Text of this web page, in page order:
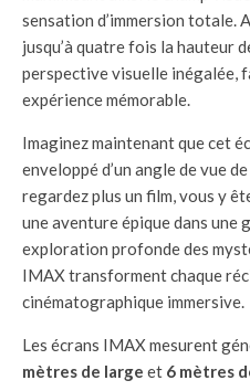
sensation d’immersion totale.
jusqu’à quatre fois la hauteur
perspective visuelle inégalée,
expérience mémorable.
Imaginez maintenant que cet
enveloppé d’un angle de vue
regardez plus un film, vous y
une aventure épique dans une
exploration profonde des
IMAX transforment chaque
cinématographique immersive.
Les écrans IMAX mesurent
mètres de large et 6 mètres